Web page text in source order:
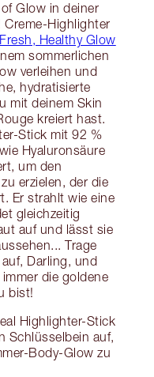
Glow in deiner
Highlighter
Healthy Glow
sommerlichen
verleihen und
hydratisierte
mit deinem Skin
kreiert hast.
Stick mit 92 %
Hyaluronsäure
um den
erzielen, der die
Er strahlt wie eine
gleichzeitig
auf und lässt sie
Trage
Darling, und
die goldene
bist!
Highlighter-Stick
Schlüsselbein auf,
Body-Glow zu